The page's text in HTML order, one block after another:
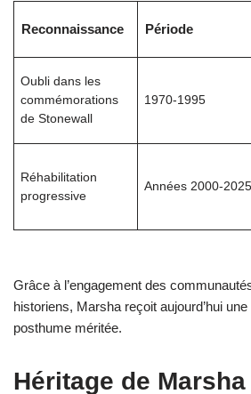
Reconnaissance Période
Oubli dans les
commémorations
de Stonewall
1970-1995
Réhabilitation
progressive
Années 2000-2025
Grâce à l’engagement des
historiens, Marsha reçoit aujourd’hui
posthume méritée.
Héritage de